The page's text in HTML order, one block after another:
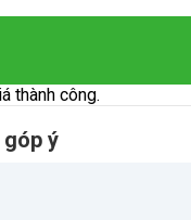
thành công.
ý